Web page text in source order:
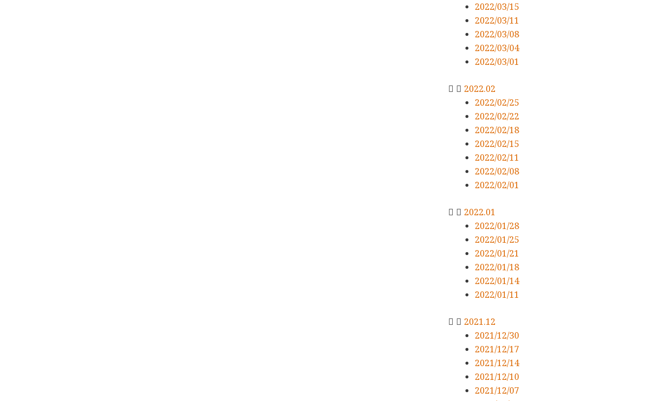
2022/03/15
2022/03/11
2022/03/08
2022/03/04
2022/03/01
2022.02
2022/02/25
2022/02/22
2022/02/18
2022/02/15
2022/02/11
2022/02/08
2022/02/01
2022.01
2022/01/28
2022/01/25
2022/01/21
2022/01/18
2022/01/14
2022/01/11
2021.12
2021/12/30
2021/12/17
2021/12/14
2021/12/10
2021/12/07